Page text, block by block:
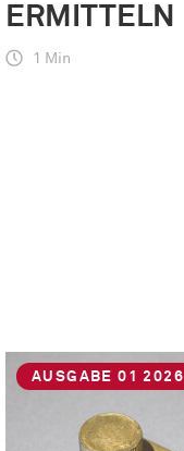
ERMITTELN
1 Min
AUSGABE 01 2026